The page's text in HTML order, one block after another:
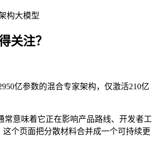
构大模型
关注？
亿参数的混合专家架构，仅激活210亿
常意味着它正在影响产品路线、开发者工
个页面把分散材料合并成一个可持续更